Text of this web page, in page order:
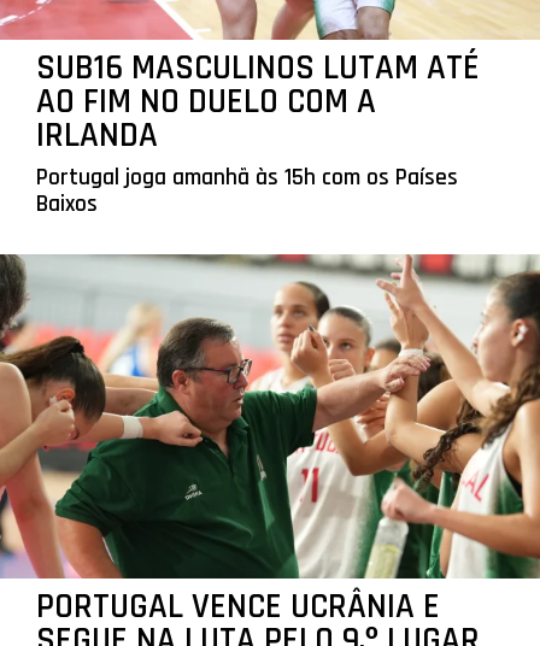
SUB16 MASCULINOS LUTAM ATÉ
AO FIM NO DUELO COM A
IRLANDA
Portugal joga amanhã às 15h com os Países
Baixos
PORTUGAL VENCE UCRÂNIA E